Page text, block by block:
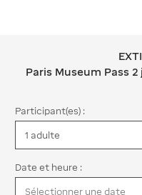
EXTIME
Paris Museum Pass
Participant(es) :
Date et heure :